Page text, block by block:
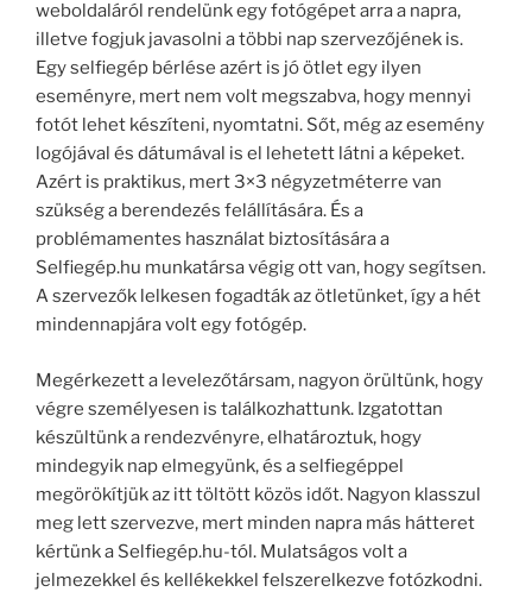
weboldaláról rendelünk egy fotógépet arra a napra,
illetve fogjuk javasolni a többi nap szervezőjének is.
Egy selfiegép bérlése azért is jó ötlet egy ilyen
eseményre, mert nem volt megszabva, hogy mennyi
fotót lehet készíteni, nyomtatni. Sőt, még az esemény
logójával és dátumával is el lehetett látni a képeket.
Azért is praktikus, mert 3×3 négyzetméterre van
szükség a berendezés felállítására. És a
problémamentes használat biztosítására a
Selfiegép.hu munkatársa végig ott van, hogy segítsen.
A szervezők lelkesen fogadták az ötletünket, így a hét
mindennapjára volt egy fotógép.
Megérkezett a levelezőtársam, nagyon örültünk, hogy
végre személyesen is találkozhattunk. Izgatottan
készültünk a rendezvényre, elhatároztuk, hogy
mindegyik nap elmegyünk, és a selfiegéppel
megörökítjük az itt töltött közös időt. Nagyon klasszul
meg lett szervezve, mert minden napra más hátteret
kértünk a Selfiegép.hu-tól. Mulatságos volt a
jelmezekkel és kellékekkel felszerelkezve fotózkodni.